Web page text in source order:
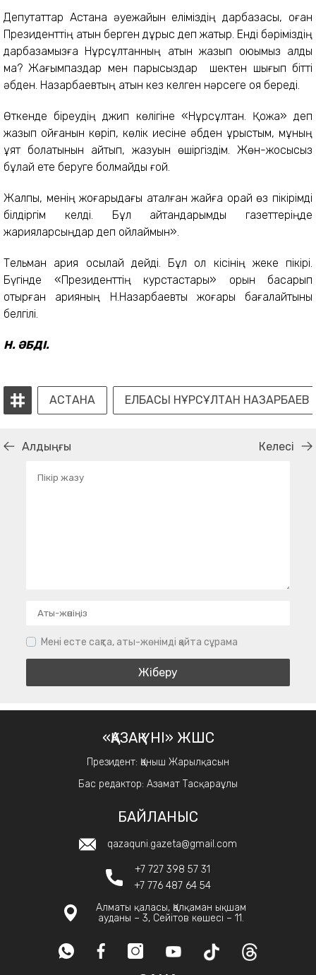
Депутаттар Астана әуежайын еліміздің дарбазасы, оған
Президенттің атын берген дұрыс деп жатыр. Енді бәріміздің
дарбазамызға Нұрсұлтанның атын жазып қоюымыз қалды
ма? Жағымпаздар мен парықсыздар шектен шығып бітті
әбден. Назарбаевтың атын кез келген нәрсеге қоя береді.
Өткенде біреудің джип көлігіне «Нұрсұлтан. Қожа» деп
жазып қойғанын көріп, көлік иесіне әбден ұрыстым, мұның
ұят болатынын айтып, жазуын өшіргіздім. Жөн-жосықсыз
бұлай ете беруге болмайды ғой.
Жалпы, менің жоғарыдағы аталған жайға орай өз пікірімді
білдіргім келді. Бұл айтқандарымды газеттеріңде
жарияларсыңдар деп ойлаймын».
Тельман қария осылай дейді. Бұл ол кісінің жеке пікірі.
Бүгінде «Президенттің курс­тастары» қорын басқарып
отырған қарияның Н.Назарбаевты жоғары бағалайтыны
белгілі.
Н. ӘБДІ.
АСТАНА ЕЛБАСЫ НҰРСҰЛТАН НАЗАРБАЕВ
Алдыңғы Келесі
Мені есте сақта, аты-жөнімді қайта сұрама
«ҚАЗАҚ ҮНІ» ЖШС
Президент: Қаныш Жарылқасын
Бас редактор: Азамат Тасқараұлы
БАЙЛАНЫС
qazaquni.gazeta@gmail.com
+7 727 398 57 31
+7 776 487 64 54
Алматы қаласы, Қалқаман ықшам
ауданы – 3, Сейітов көшесі – 11.